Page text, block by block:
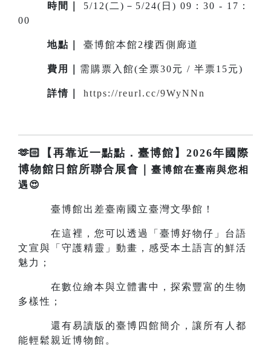
時間｜
5/12(二)－5/24(日) 09：30 - 17：
00
地點 臺博館本館2樓西側廊道
費用｜ 需購票入館(全票30元 / 半票15元)
詳情 https://reurl.cc/9WyNNn
🫶🏻【再靠近一點點．臺博館】2026年國際
博物館日館所聯合展會｜ 臺博館在臺南與您相
遇😍
臺博館出差臺南國立臺灣文學館！
在這裡，您可以透過「臺博好物仔」台語
文宣與「守護精靈」動畫，感受本土語言的鮮活
魅力；
在數位繪本與立體書中，探索豐富的生物
多樣性；
還有易讀版的臺博四館簡介，讓所有人都
能輕鬆親近博物館。